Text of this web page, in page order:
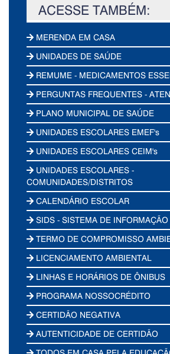
ACESSE TAMBÉM:
MERENDA EM CASA
UNIDADES DE SAÚDE
REMUME - MEDICAMENTOS
PERGUNTAS FREQUENTES -
PLANO MUNICIPAL DE SAÚDE
UNIDADES ESCOLARES EMEF's
UNIDADES ESCOLARES CEIM's
UNIDADES ESCOLARES -
COMUNIDADES/DISTRITOS
CALENDÁRIO ESCOLAR
SIDS - SISTEMA DE
TERMO DE COMPROMISSO
LICENCIAMENTO AMBIENTAL
LINHAS E HORÁRIOS DE ÔNIBUS
PROGRAMA NOSSOCRÉDITO
CERTIDÃO NEGATIVA
AUTENTICIDADE DE CERTIDÃO